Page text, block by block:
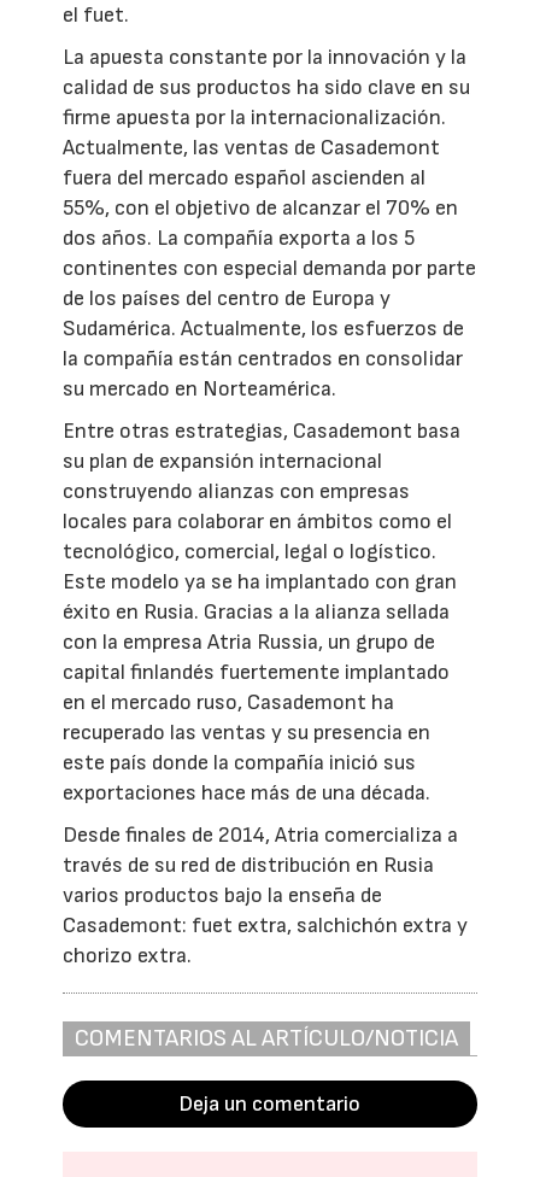
el fuet.
La apuesta constante por la innovación y la
calidad de sus productos ha sido clave en su
firme apuesta por la internacionalización.
Actualmente, las ventas de Casademont
fuera del mercado español ascienden al
55%, con el objetivo de alcanzar el 70% en
dos años. La compañía exporta a los 5
continentes con especial demanda por parte
de los países del centro de Europa y
Sudamérica. Actualmente, los esfuerzos de
la compañía están centrados en consolidar
su mercado en Norteamérica.
Entre otras estrategias, Casademont basa
su plan de expansión internacional
construyendo alianzas con empresas
locales para colaborar en ámbitos como el
tecnológico, comercial, legal o logístico.
Este modelo ya se ha implantado con gran
éxito en Rusia. Gracias a la alianza sellada
con la empresa Atria Russia, un grupo de
capital finlandés fuertemente implantado
en el mercado ruso, Casademont ha
recuperado las ventas y su presencia en
este país donde la compañía inició sus
exportaciones hace más de una década.
Desde finales de 2014, Atria comercializa a
través de su red de distribución en Rusia
varios productos bajo la enseña de
Casademont: fuet extra, salchichón extra y
chorizo extra.
COMENTARIOS AL ARTÍCULO/NOTICIA
Deja un comentario